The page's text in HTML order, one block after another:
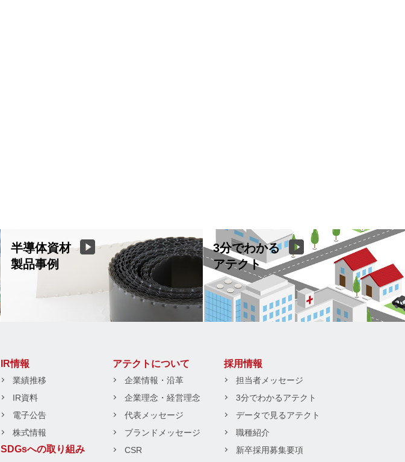
半導体資材
製品事例
3分でわかる
アテクト
IR情報
業績推移
IR資料
電子公告
株式情報
SDGsへの取り組み
アテクトについて
企業情報・沿革
企業理念・経営理念
代表メッセージ
ブランドメッセージ
CSR
採用情報
担当者メッセージ
3分でわかるアテクト
データで見るアテクト
職種紹介
新卒採用募集要項